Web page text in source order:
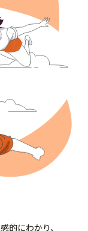
的にわかり、